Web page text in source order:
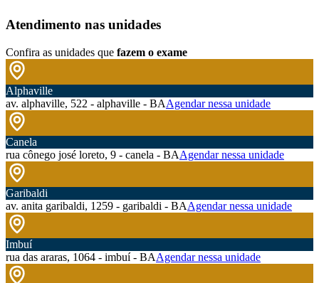
Atendimento nas unidades
Confira as unidades que fazem o exame
Alphaville
av. alphaville, 522 - alphaville - BAAgendar nessa unidade
Canela
rua cônego josé loreto, 9 - canela - BAAgendar nessa unidade
Garibaldi
av. anita garibaldi, 1259 - garibaldi - BAAgendar nessa unidade
Imbuí
rua das araras, 1064 - imbuí - BAAgendar nessa unidade